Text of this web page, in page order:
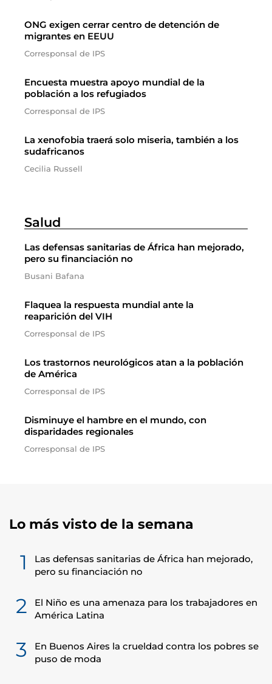
ONG exigen cerrar centro de detención de
migrantes en EEUU
Corresponsal de IPS
Encuesta muestra apoyo mundial de la
población a los refugiados
Corresponsal de IPS
La xenofobia traerá solo miseria, también a los
sudafricanos
Cecilia Russell
Salud
Las defensas sanitarias de África han mejorado,
pero su financiación no
Busani Bafana
Flaquea la respuesta mundial ante la
reaparición del VIH
Corresponsal de IPS
Los trastornos neurológicos atan a la población
de América
Corresponsal de IPS
Disminuye el hambre en el mundo, con
disparidades regionales
Corresponsal de IPS
Lo más visto de la semana
1
Las defensas sanitarias de África han mejorado,
pero su financiación no
2
El Niño es una amenaza para los trabajadores en
América Latina
3
En Buenos Aires la crueldad contra los pobres se
puso de moda